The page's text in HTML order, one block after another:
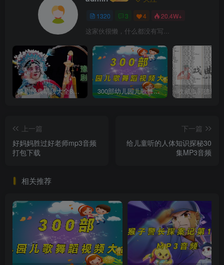
1320 3 4 20.4W+
这家伙很懒，什么都没有写...
豫剧经典唱段大全850首mp3打包戏曲下载 300部幼儿园儿歌舞蹈视频大合集
上一篇
好妈妈胜过好老师mp3音频
打包下载
下一篇
给儿童听的人体知识探秘30
集MP3音频
相关推荐